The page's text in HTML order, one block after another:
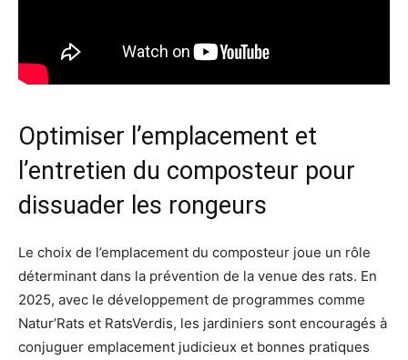
Optimiser l’emplacement et
l’entretien du composteur pour
dissuader les rongeurs
Le choix de l’emplacement du composteur joue un rôle
déterminant dans la prévention de la venue des rats. En
2025, avec le développement de programmes comme
Natur’Rats et RatsVerdis, les jardiniers sont encouragés à
conjuguer emplacement judicieux et bonnes pratiques